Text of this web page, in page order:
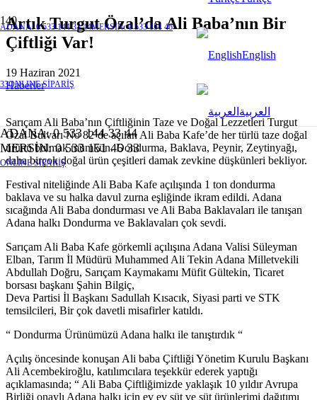
ADANA: 0 533 144 33 44MERSİN: 0 533 151 46
33ONLINE SİPARİŞ
English
العربية
ADANA: 0 533 144 33 44
MERSİN: 0 533 151 46 33
ONLINE SİPARİŞ
Artık Turgut Özal’da Ali Baba’nın Bir
Çiftliği Var!
19 Haziran 2021
Haberler
Sarıçam Ali Baba’nın Çiftliğinin Taze ve Doğal Lezzetleri Turgut
Özal Bulvarı No 82’de açılan Ali Baba Kafe’de her türlü taze doğal
ürünü bulmak mümkün. Dondurma, Baklava, Peynir, Zeytinyağı,
daha birçok doğal ürün çeşitleri damak zevkine düşkünleri bekliyor.
Festival niteliğinde Ali Baba Kafe açılışında 1 ton dondurma
baklava ve su halka davul zurna eşliğinde ikram edildi. Adana
sıcağında Ali Baba dondurması ve Ali Baba Baklavaları ile tanışan
Adana halkı Dondurma ve Baklavaları çok sevdi.
Sarıçam Ali Baba Kafe görkemli açılışına Adana Valisi Süleyman
Elban, Tarım İl Müdürü Muhammed Ali Tekin Adana Milletvekili
Abdullah Doğru, Sarıçam Kaymakamı Müfit Gültekin, Ticaret
borsası başkanı Şahin Bilgiç,
Deva Partisi İl Başkanı Sadullah Kısacık, Siyasi parti ve STK
temsilcileri, Bir çok davetli misafirler katıldı.
“ Dondurma Ürünümüzü Adana halkı ile tanıştırdık “
Açılış öncesinde konuşan Ali baba Çiftliği Yönetim Kurulu Başkanı
Ali Acembekiroğlu, katılımcılara teşekkür ederek yaptığı
açıklamasında; “ Ali Baba Çiftliğimizde yaklaşık 10 yıldır Avrupa
Birliği onaylı Adana halkı için ev ev süt ve süt ürünlerimi dağıtımı